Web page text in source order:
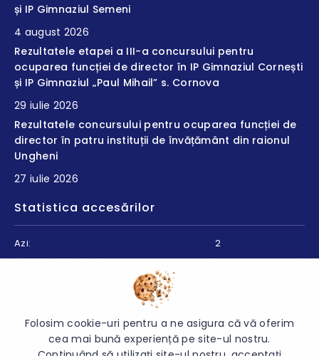
și IP Gimnaziul Semeni
4 august 2026
Rezultatele etapei a III-a concursului pentru
ocuparea funcției de director în IP Gimnaziul Cornești
și IP Gimnaziul „Paul Mihail” s. Cornova
29 iulie 2026
Rezultatele concursului pentru ocuparea funcției de
director în patru instituții de învățământ din raionul
Ungheni
27 iulie 2026
Statistica accesărilor
Azi:
2
Folosim cookie-uri pentru a ne asigura că vă oferim
cea mai bună experiență pe site-ul nostru.